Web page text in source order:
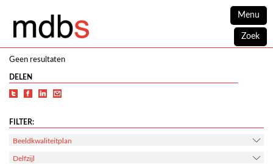
Menu
Zoek
Geen resultaten
DELEN
FILTER:
Beeldkwaliteitplan
Delfzijl